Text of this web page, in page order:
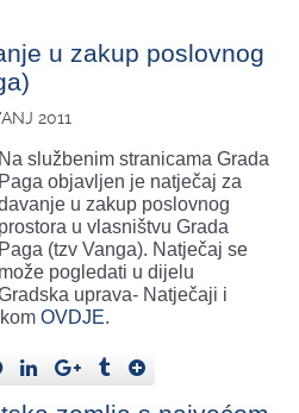
u zakup poslovnog
2011
Na službenim stranicama Grada
Paga objavljen je natječaj za
u zakup poslovnog
prostora u vlasništvu Grada
Paga (tzv Vanga). Natječaj se
može pogledati u dijelu
uprava- Natječaji i
OVDJE.